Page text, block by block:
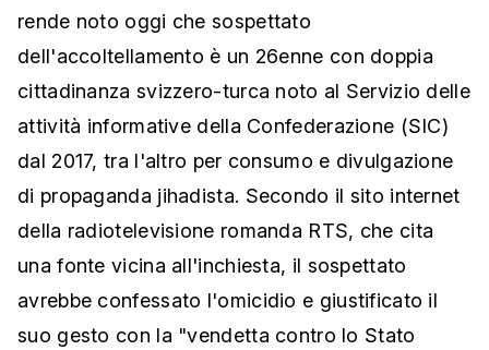
rende noto oggi che sospettato
dell'accoltellamento è un 26enne con doppia
cittadinanza svizzero-turca noto al Servizio delle
attività informative della Confederazione (SIC)
dal 2017, tra l'altro per consumo e divulgazione
di propaganda jihadista. Secondo il sito internet
della radiotelevisione romanda RTS, che cita
una fonte vicina all'inchiesta, il sospettato
avrebbe confessato l'omicidio e giustificato il
suo gesto con la "vendetta contro lo Stato